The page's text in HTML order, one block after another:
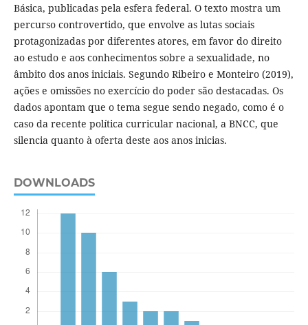
Básica, publicadas pela esfera federal. O texto mostra um
percurso controvertido, que envolve as lutas sociais
protagonizadas por diferentes atores, em favor do direito
ao estudo e aos conhecimentos sobre a sexualidade, no
âmbito dos anos iniciais. Segundo Ribeiro e Monteiro (2019),
ações e omissões no exercício do poder são destacadas. Os
dados apontam que o tema segue sendo negado, como é o
caso da recente política curricular nacional, a BNCC, que
silencia quanto à oferta deste aos anos inicias.
DOWNLOADS